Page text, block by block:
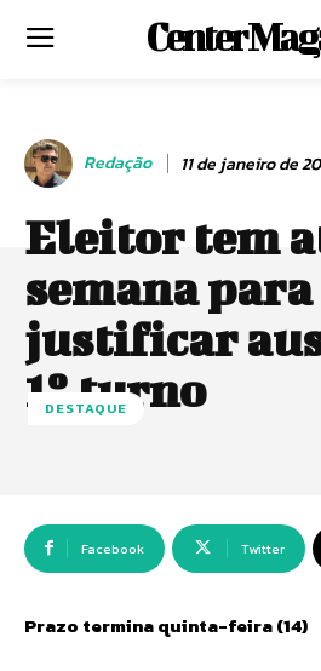
Center
Redação 11 de janeiro de
Eleitor tem
semana para
justificar
1º turno
DESTAQUE
Facebook Twitter
Prazo termina quinta-feira (14)